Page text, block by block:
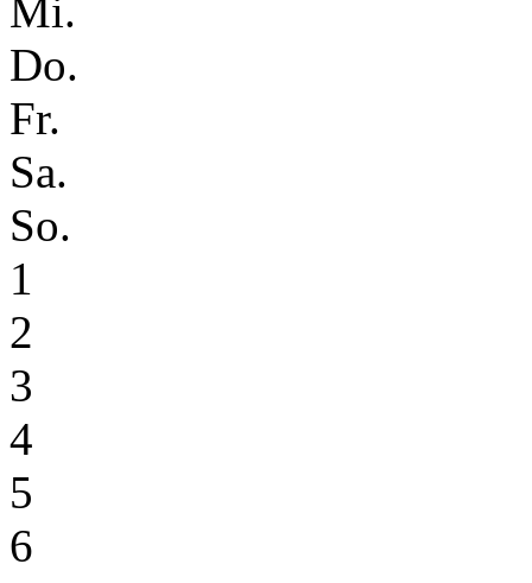
Mi.
Do.
Fr.
Sa.
So.
1
2
3
4
5
6